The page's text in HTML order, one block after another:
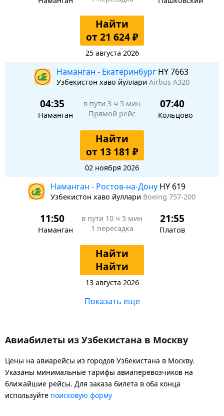
Найти
от 21 624 ₽
25 августа 2026
Наманган - Екатеринбург HY 7663
Узбекистон хаво йуллари Airbus A320
04:35
Наманган
в пути 3 ч 5 мин
Прямой рейс
07:40
Кольцово
Найти
от 13 181 ₽
02 ноября 2026
Наманган - Ростов-на-Дону HY 619
Узбекистон хаво йуллари Boeing 757-200
11:50
Наманган
в пути 10 ч 5 мин
1 пересадка
21:55
Платов
Найти
Найти
13 августа 2026
Показать еще
Авиабилеты из Узбекистана в Москву
Цены на авиарейсы из городов Узбекистана в Москву.
Указаны минимальные тарифы авиаперевозчиков на
ближайшие рейсы. Для заказа билета в оба конца
используйте поисковую форму